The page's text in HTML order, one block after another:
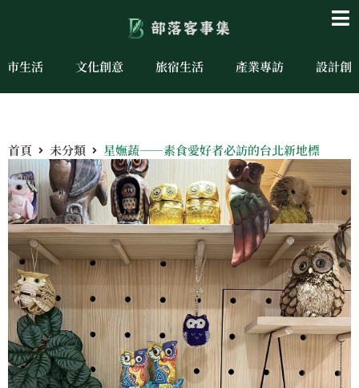
市生活 文化創意 旅宿生活 產業專訪 設計創
首頁 未分類 星嫵蔬——素食愛好者必訪的台北新地標